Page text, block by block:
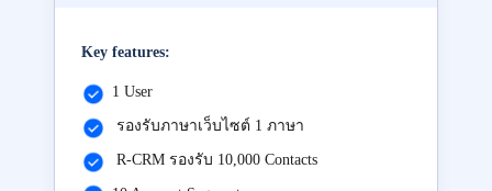
Key features:
1 User
รองรับภาษาเว็บไซต์ 1 ภาษา
R-CRM รองรับ 10,000 Contacts